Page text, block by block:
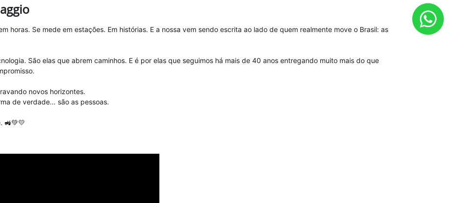
horas. Se mede em estações. Em histórias. E a nossa vem sendo escrita ao lado de quem realmente move o Brasil: as
São elas que abrem caminhos. E é por elas que seguimos há mais de 40 anos entregando muito mais do que
novos horizontes.
de verdade… são as pessoas.
🚜💚💛